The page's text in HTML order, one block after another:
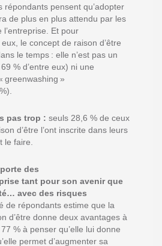
répondants pensent qu’adopter
de plus en plus attendu par les
Et pour
le concept de raison d’être
le temps : elle n’est pas un
69 % d’entre eux) ni une
greenwashing »
%)
pas trop : seuls 28,6 % de ceux
d’être l’ont inscrite dans leurs
le faire
des
tant pour son avenir que
… avec des risques
de répondants estime que la
d’être donne deux avantages à
% à penser qu’elle lui donne
permet d’augmenter sa